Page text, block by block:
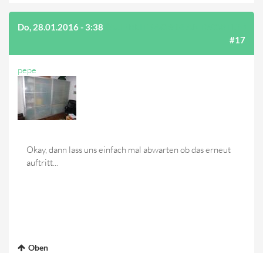
Do, 28.01.2016 - 3:38
#17
pepe
Okay, dann lass uns einfach mal abwarten ob das erneut
auftritt...
Oben